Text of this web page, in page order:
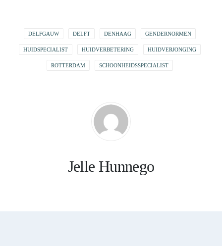
DELFGAUW DELFT DENHAAG GENDERNORMEN
HUIDSPECIALIST HUIDVERBETERING HUIDVERJONGING
ROTTERDAM SCHOONHEIDSSPECIALIST
Jelle Hunnego